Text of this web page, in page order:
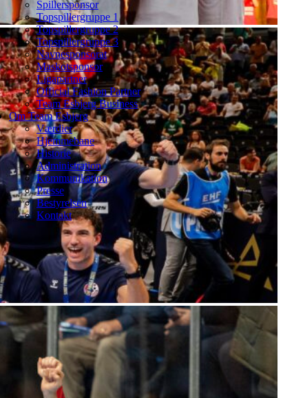
Spillersponsor
Topspillergruppe 1
Topspillergruppe 2
Topspillergruppe 3
Navnesponsorat
Maskotsponsor
Ligapartner
Official Fashion Partner
Team Esbjerg Business
Om Team Esbjerg
Værdier
Hjemmebane
Historie
Administration
Kommunikation
Presse
Bestyrelsen
Kontakt